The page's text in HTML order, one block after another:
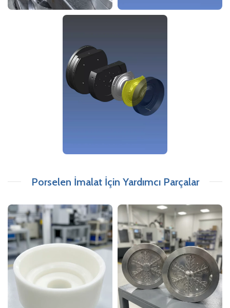
Porselen İmalat İçin Yardımcı Parçalar